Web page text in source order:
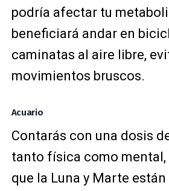
podría afectar tu
beneficiará andar en
caminatas al aire libre,
movimientos bruscos.
Acuario
Contarás con una dosis
tanto física como mental,
que la Luna y Marte